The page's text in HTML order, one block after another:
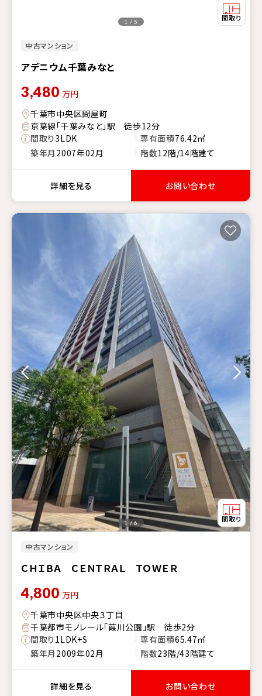
中古マンション
アデニウム千葉みなと
1 / 5
3,480 万円
千葉市中央区問屋町
京葉線「千葉みなと」駅 徒歩12分
間取り3LDK 専有面積76.42㎡
築年月 2007年02月 階数12階/14階建て
詳細を見る お問い合わせ
中古マンション
ＣＨＩＢＡ ＣＥＮＴＲＡＬ ＴＯＷＥＲ
1 / 6
4,800 万円
千葉市中央区中央３丁目
千葉都市モノレール「葭川公園」駅 徒歩2分
間取り1LDK+S 専有面積65.47㎡
築年月 2009年02月 階数23階/43階建て
詳細を見る お問い合わせ